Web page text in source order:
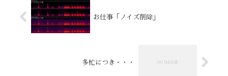
お仕事「ノイズ削除」
多忙につき・・・